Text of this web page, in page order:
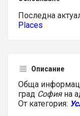
Последна
Places
Описание
Обща
град София на
От категория: